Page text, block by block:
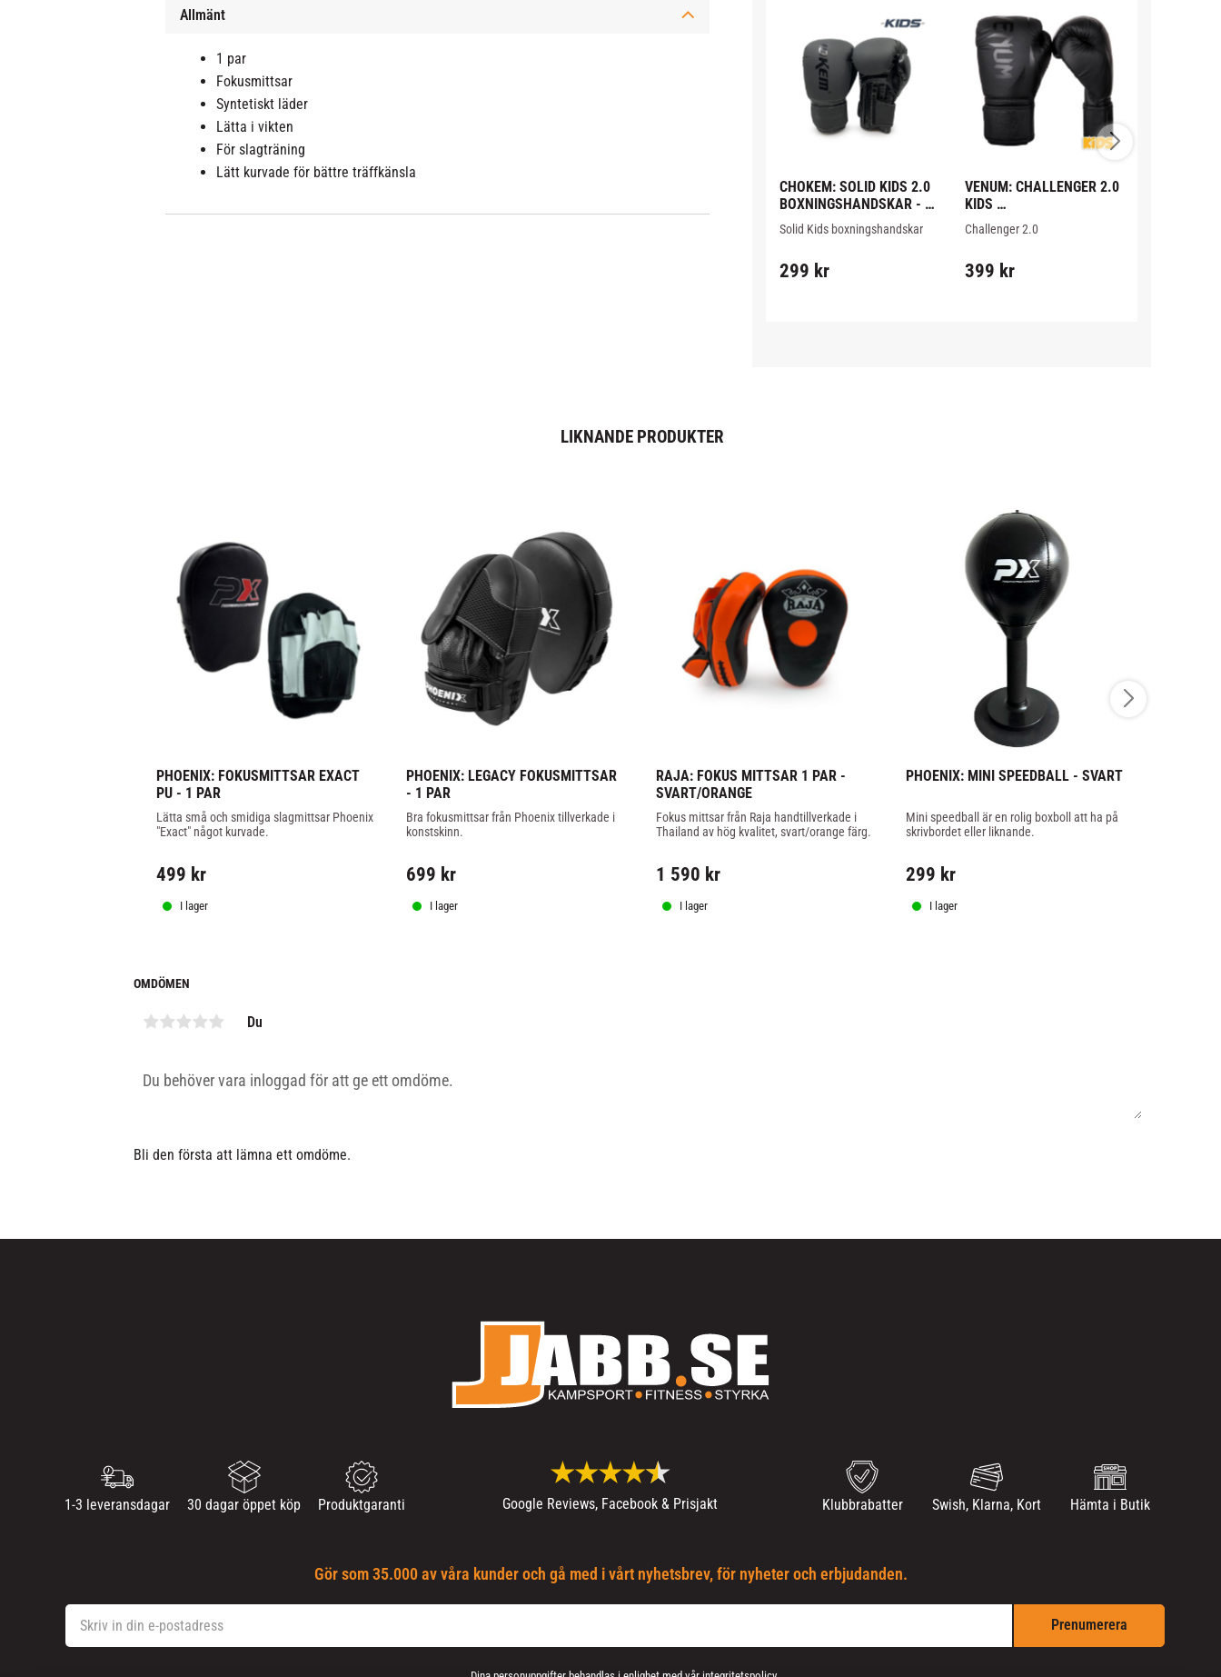
Allmänt
1 par
Fokusmittsar
Syntetiskt läder
Lätta i vikten
För slagträning
Lätt kurvade för bättre träffkänsla
CHOKEM: SOLID KIDS 2.0
BOXNINGSHANDSKAR -
DARK
Solid Kids boxningshandskar
stoppning för sparring och
299 kr
VENUM: CHALLENGER 2.0
KIDS
BOXNINGSHANDSKAR -
SVART/SVART
Challenger 2.0
399 kr
LIKNANDE PRODUKTER
PHOENIX: FOKUSMITTSAR EXACT
PU - 1 PAR
Lätta små och smidiga slagmittsar Phoenix
"Exact" något kurvade.
499 kr
I lager
PHOENIX: LEGACY FOKUSMITTSAR
- 1 PAR
Bra fokusmittsar från Phoenix tillverkade i
konstskinn.
699 kr
I lager
RAJA: FOKUS MITTSAR 1 PAR -
SVART/ORANGE
Fokus mittsar från Raja handtillverkade i
Thailand av hög kvalitet, svart/orange färg.
1 590 kr
I lager
PHOENIX: MINI SPEEDBALL - SVART
Mini speedball är en rolig boxboll att ha på
skrivbordet eller liknande.
299 kr
I lager
OMDÖMEN
Du
Bli den första att lämna ett omdöme.
1-3 leveransdagar 30 dagar öppet köp Produktgaranti Google Reviews, Facebook & Prisjakt Klubbrabatter Swish, Klarna, Kort Hämta i Butik
Gör som 35.000 av våra kunder och gå med i vårt nyhetsbrev, för nyheter och erbjudanden.
Prenumerera